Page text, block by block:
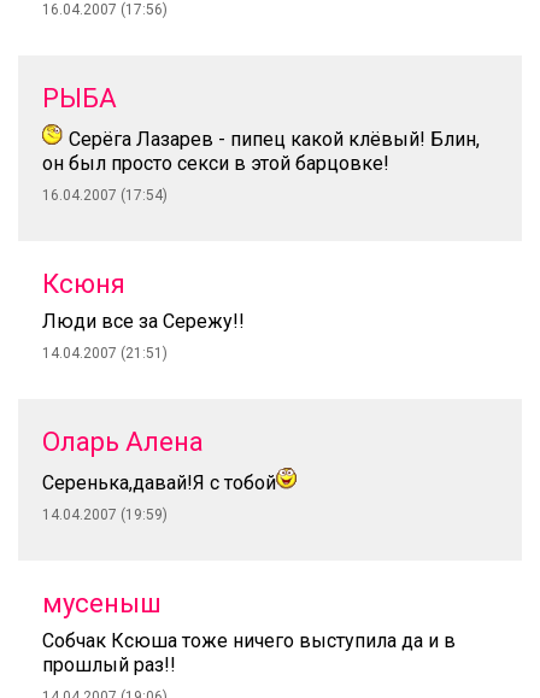
16.04.2007 (17:56)
РЫБА
Серёга Лазарев - пипец какой клёвый! Блин,
он был просто секси в этой барцовке!
16.04.2007 (17:54)
Ксюня
Люди все за Сережу!!
14.04.2007 (21:51)
Оларь Алена
Серенька,давай!Я с тобой
14.04.2007 (19:59)
мусеныш
Собчак Ксюша тоже ничего выступила да и в
прошлый раз!!